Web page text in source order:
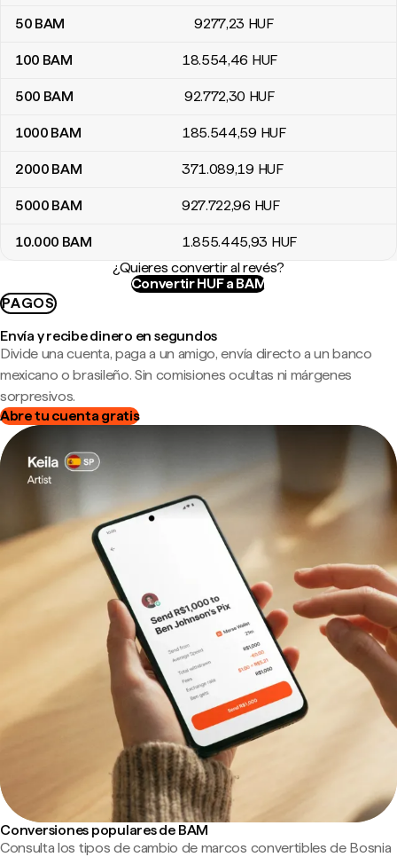
50 BAM 9277,23 HUF
100 BAM 18.554,46 HUF
500 BAM 92.772,30 HUF
1000 BAM 185.544,59 HUF
2000 BAM 371.089,19 HUF
5000 BAM 927.722,96 HUF
10.000 BAM 1.855.445,93 HUF
¿Quieres convertir al revés?
Convertir HUF a BAM
PAGOS
Envía y recibe dinero en segundos
Divide una cuenta, paga a un amigo, envía directo a un banco
mexicano o brasileño. Sin comisiones ocultas ni márgenes
sorpresivos.
Abre tu cuenta gratis
Conversiones populares de BAM
Consulta los tipos de cambio de marcos convertibles de Bosnia